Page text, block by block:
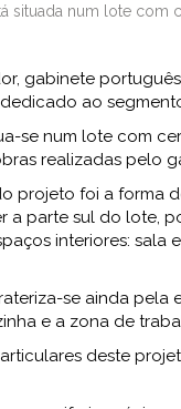
situada num lote com
gabinete
ao
se num lote com
realizadas pelo
projeto foi a forma
a parte sul do lote,
interiores: sala
se ainda pela
e a zona de
deste